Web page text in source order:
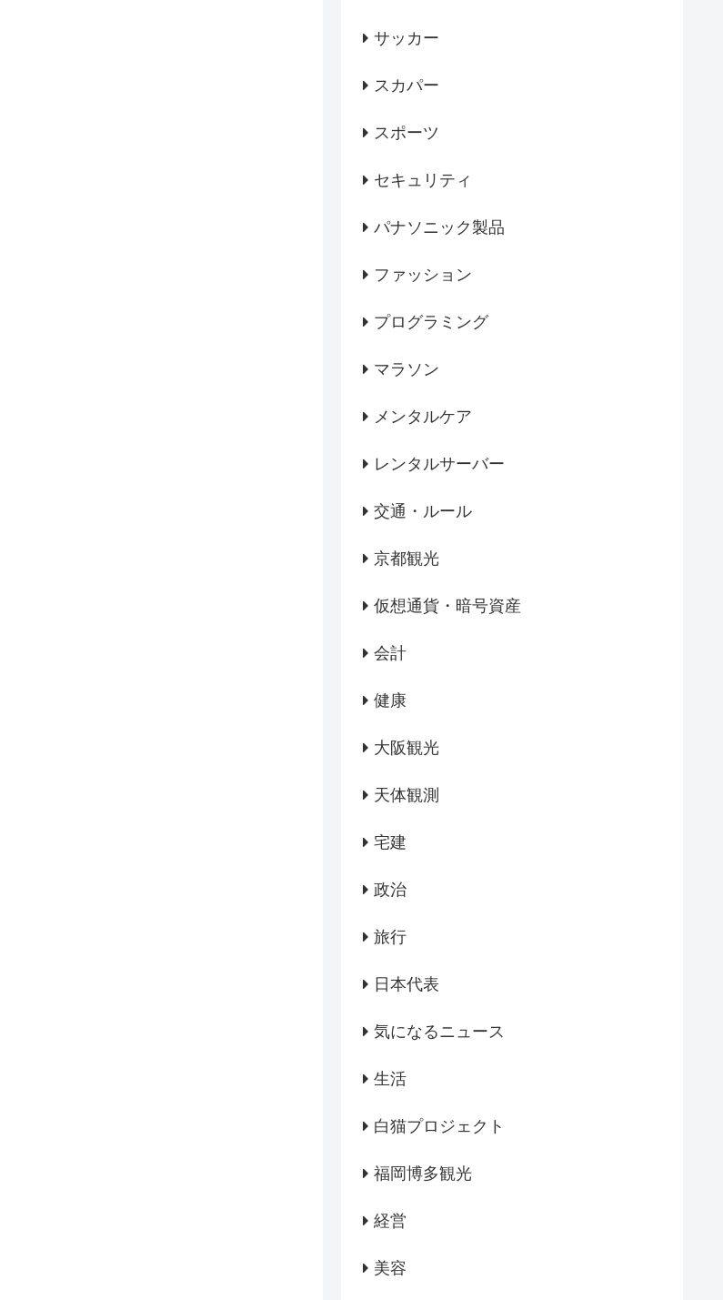
サッカー
スカパー
スポーツ
セキュリティ
パナソニック製品
ファッション
プログラミング
マラソン
メンタルケア
レンタルサーバー
交通・ルール
京都観光
仮想通貨・暗号資産
会計
健康
大阪観光
天体観測
宅建
政治
旅行
日本代表
気になるニュース
生活
白猫プロジェクト
福岡博多観光
経営
美容